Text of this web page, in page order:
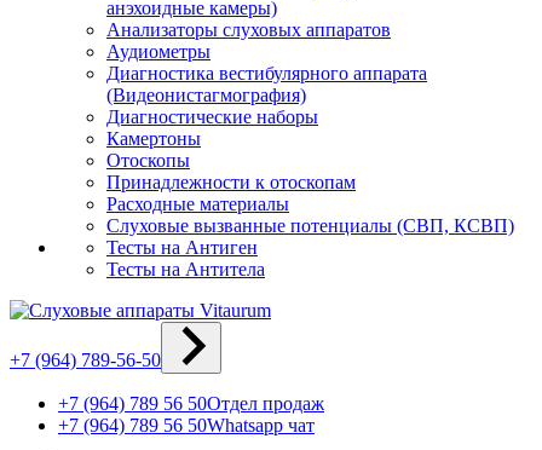
анэхоидные камеры)
Анализаторы слуховых аппаратов
Аудиометры
Диагностика вестибулярного аппарата
(Видеонистагмография)
Диагностические наборы
Камертоны
Отоскопы
Принадлежности к отоскопам
Расходные материалы
Слуховые вызванные потенциалы (СВП, КСВП)
Тесты на Антиген
Тесты на Антитела
+7 (964) 789-56-50
+7 (964) 789 56 50Отдел продаж
+7 (964) 789 56 50Whatsapp чат